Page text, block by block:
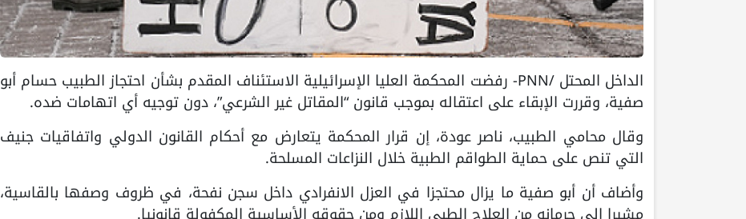
الداخل المحتل /PNN- رفضت المحكمة العليا الإسرائيلية الاستئناف المقدم بشأن احتجاز الطبيب حسام أبو
صفية، وقررت الإبقاء على اعتقاله بموجب قانون “المقاتل غير الشرعي”، دون توجيه أي اتهامات ضده.
وقال محامي الطبيب، ناصر عودة، إن قرار المحكمة يتعارض مع أحكام القانون الدولي واتفاقيات جنيف
التي تنص على حماية الطواقم الطبية خلال النزاعات المسلحة.
وأضاف أن أبو صفية ما يزال محتجزا في العزل الانفرادي داخل سجن نفحة، في ظروف وصفها بالقاسية،